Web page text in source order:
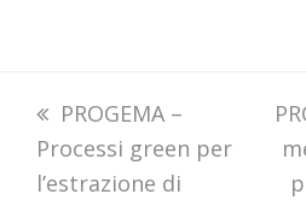
previous
post:
PROGEMA –
Processi green per
l’estrazione di